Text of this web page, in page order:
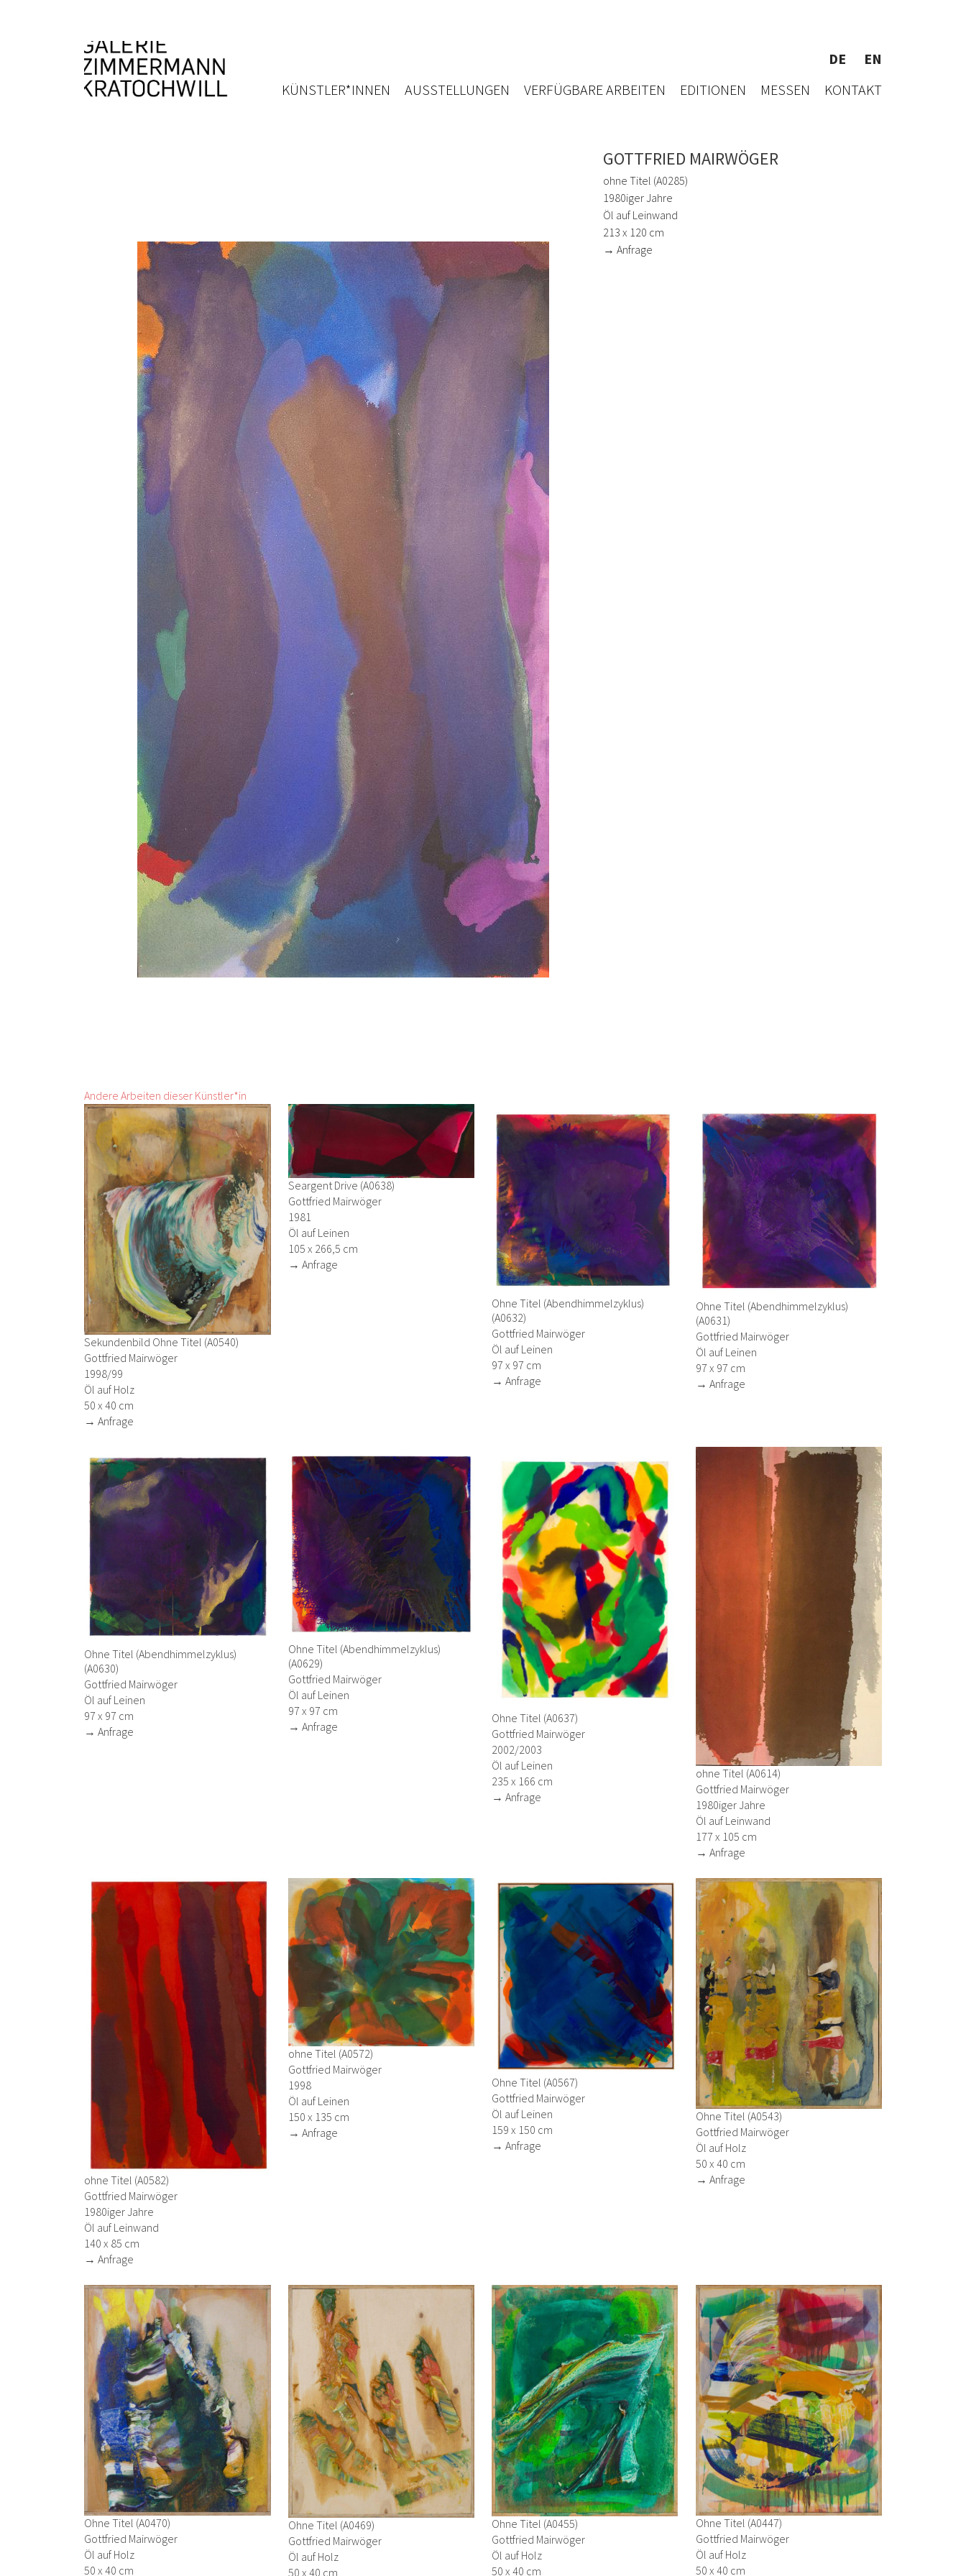
DE
EN
KÜNSTLER*INNEN
AUSSTELLUNGEN VERFÜGBARE ARBEITEN EDITIONEN MESSEN KONTAKT
GOTTFRIED MAIRWÖGER
ohne Titel (A0285)
1980iger Jahre
Öl auf Leinwand
213 x 120 cm
→ Anfrage
Andere Arbeiten dieser Künstler*in
Sekundenbild Ohne Titel (A0540)
Gottfried Mairwöger
1998/99
Öl auf Holz
50 x 40 cm
→ Anfrage
Seargent Drive (A0638)
Gottfried Mairwöger
1981
Öl auf Leinen
105 x 266,5 cm
→ Anfrage
Ohne Titel (Abendhimmelzyklus)
(A0632)
Gottfried Mairwöger
Öl auf Leinen
97 x 97 cm
→ Anfrage
Ohne Titel (Abendhimmelzyklus)
(A0631)
Gottfried Mairwöger
Öl auf Leinen
97 x 97 cm
→ Anfrage
Ohne Titel (Abendhimmelzyklus)
(A0630)
Gottfried Mairwöger
Öl auf Leinen
97 x 97 cm
→ Anfrage
Ohne Titel (Abendhimmelzyklus)
(A0629)
Gottfried Mairwöger
Öl auf Leinen
97 x 97 cm
→ Anfrage
Ohne Titel (A0637)
Gottfried Mairwöger
2002/2003
Öl auf Leinen
235 x 166 cm
→ Anfrage
ohne Titel (A0614)
Gottfried Mairwöger
1980iger Jahre
Öl auf Leinwand
177 x 105 cm
→ Anfrage
ohne Titel (A0582)
Gottfried Mairwöger
1980iger Jahre
Öl auf Leinwand
140 x 85 cm
→ Anfrage
ohne Titel (A0572)
Gottfried Mairwöger
1998
Öl auf Leinen
150 x 135 cm
→ Anfrage
Ohne Titel (A0567)
Gottfried Mairwöger
Öl auf Leinen
159 x 150 cm
→ Anfrage
Ohne Titel (A0543)
Gottfried Mairwöger
Öl auf Holz
50 x 40 cm
→ Anfrage
Ohne Titel (A0470)
Gottfried Mairwöger
Öl auf Holz
50 x 40 cm
Ohne Titel (A0469)
Gottfried Mairwöger
Öl auf Holz
50 x 40 cm
Ohne Titel (A0455)
Gottfried Mairwöger
Öl auf Holz
50 x 40 cm
Ohne Titel (A0447)
Gottfried Mairwöger
Öl auf Holz
50 x 40 cm